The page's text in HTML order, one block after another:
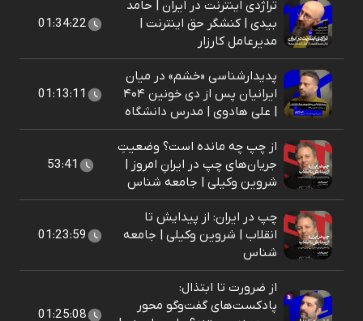
تراژدی اینترنت در ایران | حامد
بیدی | کنشگر حق اینترنت |
مدیرعامل کارزار
01:34:22
پدیدارشناسی «خشم» در میان
ایرانیان پس از دی خونین ۴۰۴
| علی هادوی | مدرس دانشگاه
01:13:11
از چپ چه مانده است؟ وضعیتِ
جریان‌های چپ در ایرانِ امروز |
شروین وکیلی | جامعه شناس
53:41
چپ در ایران: از پیدایش تا
انقلاب |‌ شروین وکیلی | جامعه
شناس
01:23:59
از ضرورت تا ابتذال:
پادکست‌‌های گفت‌وگو محور
01:25:08